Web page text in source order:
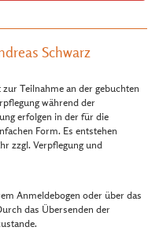
Schwarz
Teilnahme an der gebuchten
während der
erfolgen in der für die
Form. Es entstehen
zzgl. Verpflegung und
Anmeldebogen oder über das
das Übersenden der